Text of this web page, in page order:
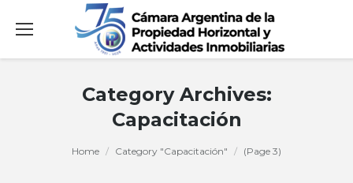
Category Archives:
Capacitación
You are here:Home Category "Capacitación" (Page 3)